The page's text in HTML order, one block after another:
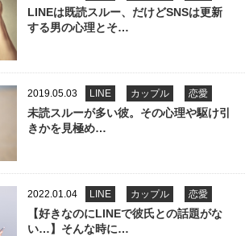
LINEは既読スルー、だけどSNSは更新
する男の心理とそ…
2019.05.03 LINE カップル 恋愛
未読スルーが多い彼。その心理や駆け引
きかを見極め…
2022.01.04 LINE カップル 恋愛
【好きなのにLINEで彼氏との話題がな
い…】そんな時に…